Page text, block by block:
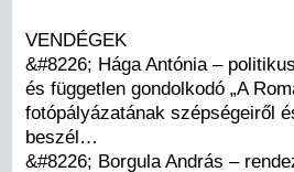
VENDÉGEK
&#8226; Hága Antónia – politikus
és független gondolkodó „A
fotópályázatának szépségeiről
beszél…
&#8226; Borgula András –